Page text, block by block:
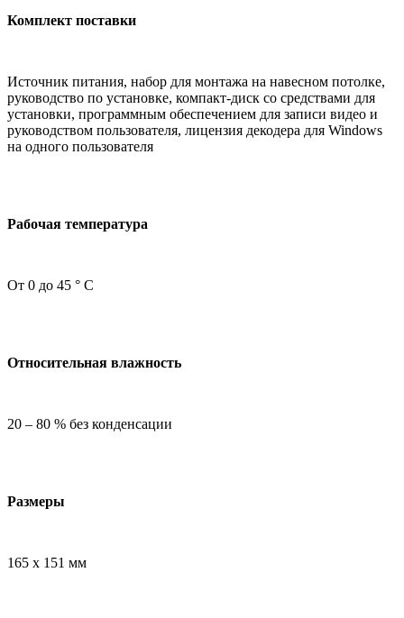
Комплект поставки
Источник питания, набор для монтажа на навесном потолке,
руководство по установке, компакт-диск со средствами для
установки, программным обеспечением для записи видео и
руководством пользователя, лицензия декодера для Windows
на одного пользователя
Рабочая температура
От 0 до 45 ° C
Относительная влажность
20 – 80 % без конденсации
Размеры
165 х 151 мм